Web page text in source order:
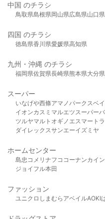
中国 のチラシ
鳥取県島根県岡山県広島県山口県
四国 のチラシ
徳島県香川県愛媛県高知県
九州・沖縄 のチラシ
福岡県佐賀県長崎県熊本県大分県
スーパー
いなげや西條アマノパークスベ
イオンカスミ マルエツスーパー
ツルヤマルト オギノ エスマート
ダイレックスサンエーイズミヤ
ホームセンター
島忠 コメリ ナフコ コーナンカイ
ジョイフル本田
ファッション
ユニクロ しまむら アベイルAOKI